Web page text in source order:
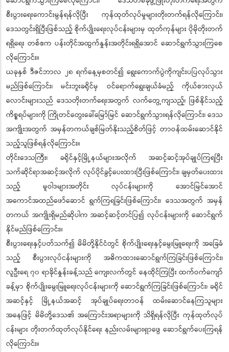
စီးပွားရေးကောင်းမွန်ရန်လိုပြီး ကုန်ထုတ်လုပ်မှုများတိုးတက်ရန်လိုကြောင်း၊
ဒေသတွင်းရှိပြီးဖြစ်သည့် စိုက်ပျိုးရေးလုပ်ငန်းများမှ ထုတ်ကုန်များ ပိုမိုတိုးတက်
ရရှိရေး တစ်ဧက ပန်းတိုင်အထွက်နှုန်းအတိုင်းရရှိအောင် ဆောင်ရွက်သွားကြစေ
လိုကြောင်း။
ယခုနှစ် ဒီဇင်ဘာလ ၂၈ ရက်နေ့မှစတင်၍ ရွေးကောက်ပွဲကိုကျင်းပပြလုပ်သွား
မည်ဖြစ်ကြောင်း၊ မင်းဘူးခရိုင်မှ ဝင်ရောက်ရွေးချယ်ခံမည့် ကိုယ်စားလှယ်
လောင်းများသည် ဒေသတိုးတက်ရေးအတွက် လက်တွေ့ကျသည့်၊ ဖြစ်နိုင်သည့်
ကိစ္စရပ်များကို ကြိုတင်တွေးခေါ်မြော်မြင် ဆောင်ရွက်သွားရန်လိုကြောင်း၊ ဒေသ
အကျိုးအတွက် အမှန်တကယ်ချစ်မြတ်နိုးသည့်စိတ်ဖြင့် တာဝန်ထမ်းဆောင်နိုင်
သည့်သူဖြစ်ရန်လိုကြောင်း။
တိုင်းဒေသကြီး၊ ခရိုင်နှင့်မြို့နယ်များအလိုက် အဆင့်ဆင့်အုပ်ချုပ်ကြရပြီး
သက်ဆိုင်ရာအဆင့်အလိုက် လုပ်ပိုင်ခွင့်ပေးထားပြီးဖြစ်ကြောင်း၊ ချမှတ်ပေးထား
သည့် မူဝါဒများအတိုင်း လုပ်ငန်းများကို အောင်မြင်အောင်
အကောင်အထည်ဖော်ဆောင် ရွက်ကြရခြင်းဖြစ်ကြောင်း၊ ဒေသအတွက် အမှန်
တကယ် အကျိုးရှိမည်ဆိုပါက အဆင့်ဆင့်တင်ပြ၍ လုပ်ငန်းများကို ဆောင်ရွက်
နိုင်မည်ဖြစ်ကြောင်း။
စီးပွားရေးနှင့်ပတ်သက်၍ မိမိတို့နိုင်ငံတွင် စိုက်ပျိုးရေးနှင့်မွေးမြူရေးကို အခြေခံ
သည့် စီးပွားလုပ်ငန်းများကို အဓိကထားဆောင်ရွက်ကြခြင်းဖြစ်ကြောင်း၊
လူဦးရေ ၇၀ ရာခိုင်နှုန်းခန့်သည် ကျေးလက်တွင် နေထိုင်ကြပြီး ထက်ဝက်ကျော်
ခန့်မှာ စိုက်ပျိုးမွေးမြူရေးလုပ်ငန်းများကို ဆောင်ရွက်ကြခြင်းဖြစ်ကြောင်း၊ ခရိုင်
အဆင့်နှင့် မြို့နယ်အဆင့် အုပ်ချုပ်ရေးတာဝန် ထမ်းဆောင်နေကြသူများ
အနေဖြင့် မိမိတို့ဒေသ၏ အကြောင်းအရာများကို သိရှိရန်လိုပြီး ကုန်ထုတ်လုပ်
ငန်းများ တိုးတက်ထုတ်လုပ်နိုင်ရေး နည်းလမ်းများရှာဖွေ ဆောင်ရွက်ပေးကြရန်
လိုကြောင်း။